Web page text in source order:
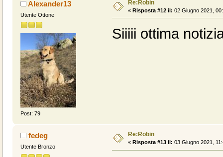
Alexander13
Utente Ottone
Post: 79
Re:Robin
« Risposta #12 il: 02 Giugno 2021,
Siiiii ottima
fedeg
Utente Bronzo
Re:Robin
« Risposta #13 il: 03 Giugno 2021,